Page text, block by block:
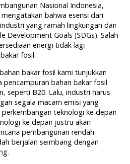
Nasional Indonesia,
bahwa esensi dari
yang ramah lingkungan dan
Development Goals (SDGs). Salah
energi tidak lagi
fosil.
bakar fosil kami tunjukkan
pencampuran bahan bakar fosil
seperti B20. Lalu, industri harus
segala macam emisi yang
teknologi ke depan
ke depan justru akan
pembangunan rendah
berjalan seimbang dengan